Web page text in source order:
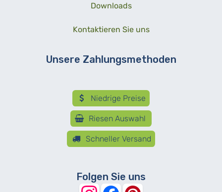
Downloads
Kontaktieren Sie uns
Unsere Zahlungsmethoden
Niedrige Preise
Riesen Auswahl
Schneller Versand
Folgen Sie uns